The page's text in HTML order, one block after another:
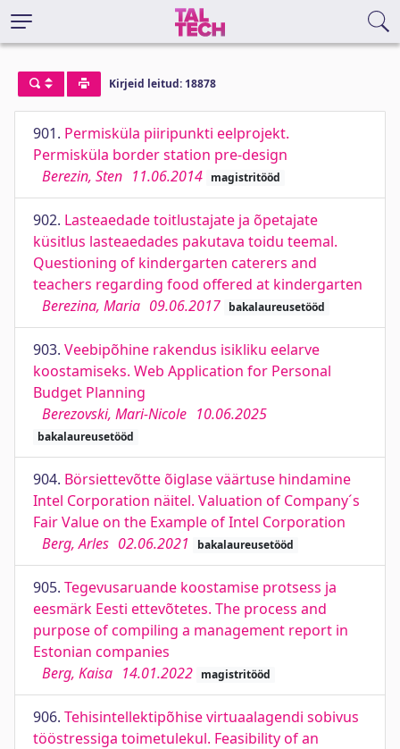
Kirjeid leitud: 18878
901. Permisküla piiripunkti eelprojekt.
Permisküla border station pre-design
Berezin, Sten 11.06.2014 magistritööd
902. Lasteaedade toitlustajate ja õpetajate
küsitlus lasteaedades pakutava toidu teemal.
Questioning of kindergarten caterers and
teachers regarding food offered at kindergarten
Berezina, Maria 09.06.2017 bakalaureusetööd
903. Veebipõhine rakendus isikliku eelarve
koostamiseks. Web Application for Personal
Budget Planning
Berezovski, Mari-Nicole 10.06.2025
bakalaureusetööd
904. Börsiettevõtte õiglase väärtuse hindamine
Intel Corporation näitel. Valuation of Company´s
Fair Value on the Example of Intel Corporation
Berg, Arles 02.06.2021 bakalaureusetööd
905. Tegevusaruande koostamise protsess ja
eesmärk Eesti ettevõtetes. The process and
purpose of compiling a management report in
Estonian companies
Berg, Kaisa 14.01.2022 magistritööd
906. Tehisintellektipõhise virtuaalagendi sobivus
tööstressiga toimetulekul. Feasibility of an